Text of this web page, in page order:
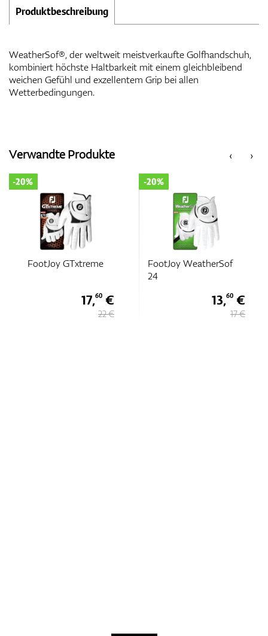
Produktbeschreibung
WeatherSof®, der weltweit meistverkaufte Golfhandschuh,
kombiniert höchste Haltbarkeit mit einem gleichbleibend
weichen Gefühl und exzellentem Grip bei allen
Wetterbedingungen.
‹
Verwandte Produkte ›
FootJoy GTxtreme
-20%
17,60€
22 €
FootJoy WeatherSof
24
-20%
13,60€
17 €